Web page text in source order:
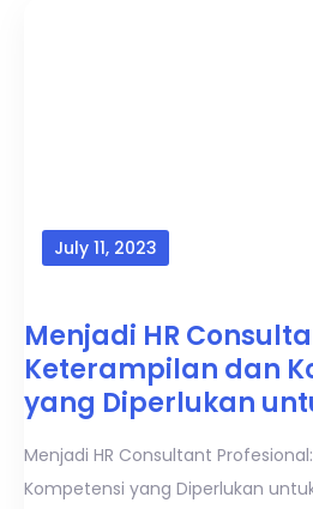
July 11, 2023
Menjadi HR
Keterampilan dan
yang Diperlukan
Menjadi HR Consultant
Kompetensi yang Diperlukan untuk